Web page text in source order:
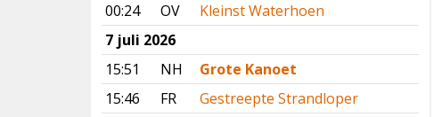
00:24
OV
Kleinst Waterhoen
7 juli 2026
15:51
NH
Grote Kanoet
15:46
FR
Gestreepte Strandloper